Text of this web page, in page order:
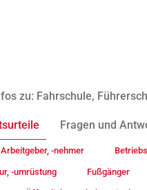
zu: Fahrschule,
Fragen und
Arbeitgeber, -nehmer
-umrüstung Fußgänger